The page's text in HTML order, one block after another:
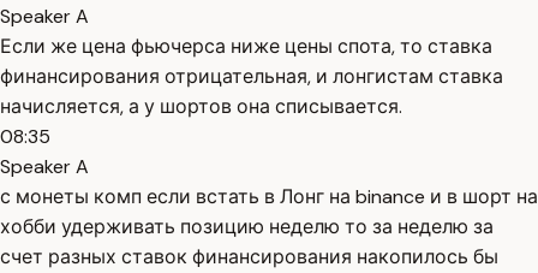
Speaker A
Если же цена фьючерса ниже цены спота, то ставка
финансирования отрицательная, и лонгистам ставка
начисляется, а у шортов она списывается.
08:35
Speaker A
с монеты комп если встать в Лонг на binance и в шорт на
хобби удерживать позицию неделю то за неделю за
счет разных ставок финансирования накопилось бы